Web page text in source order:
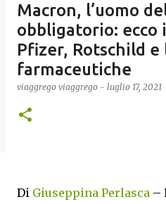
Macron, l’uomo
obbligatorio: ecco
Pfizer, Rotschild e
farmaceutiche
viaggrego viaggrego - luglio 17, 2021
Di Giuseppina Perlasca –